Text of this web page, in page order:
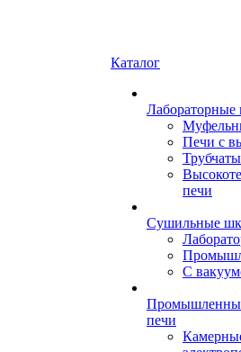
Каталог
Лабораторные
Печи с
печи
Сушильные
С
печи